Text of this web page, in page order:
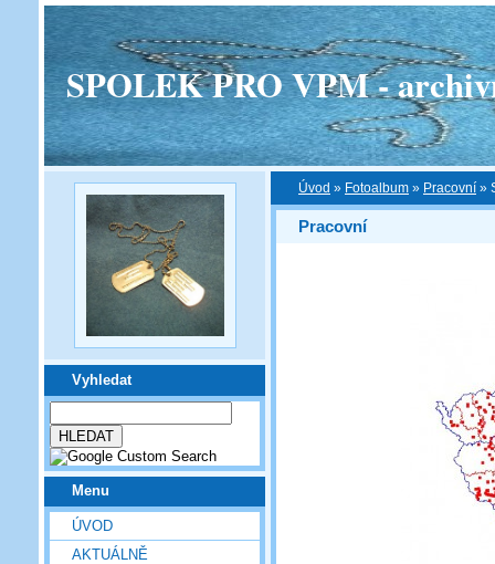
SPOLEK PRO VPM -
Vyhledat
Menu
ÚVOD
AKTUÁLNĚ
Úvod » Fotoalbum » Pracovní »
Pracovní